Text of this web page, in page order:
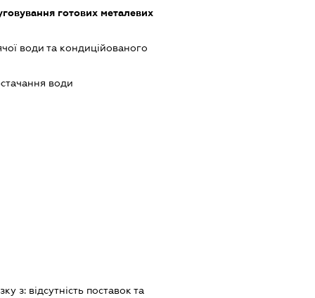
готових металевих
води та кондиційованого
води
з: вiдсутнiсть поставок та